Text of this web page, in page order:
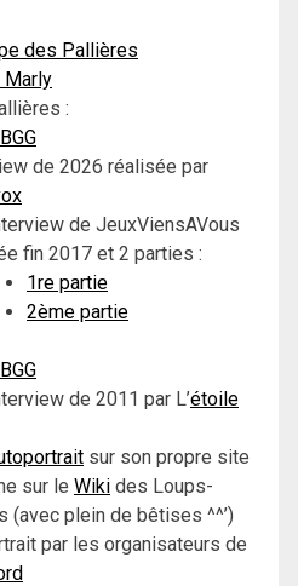
des Pallières
Marly
:
BGG
de 2026 réalisée par
de JeuxViensAVous
fin 2017 et 2 parties :
1re partie
2ème partie
BGG
de 2011 par L’étoile
sur son propre site
sur le Wiki des Loups-
(avec plein de bêtises ^^’)
par les organisateurs de